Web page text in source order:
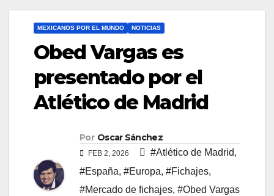
MEXICANOS POR EL MUNDO NOTICIAS
Obed Vargas es
presentado por el
Atlético de Madrid
Por Oscar Sánchez
FEB 2, 2026 #Atlético de Madrid,
#España, #Europa, #Fichajes,
#Mercado de fichajes, #Obed Vargas